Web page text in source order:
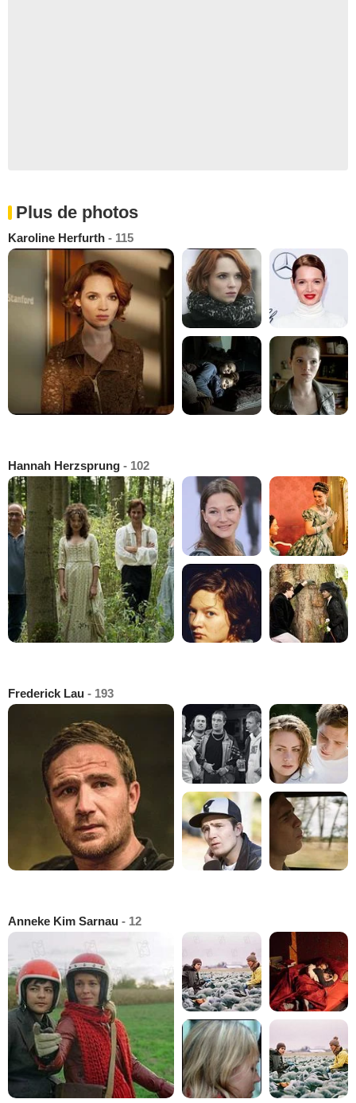
Plus de photos
Karoline Herfurth - 115
Hannah Herzsprung - 102
Frederick Lau - 193
Anneke Kim Sarnau - 12